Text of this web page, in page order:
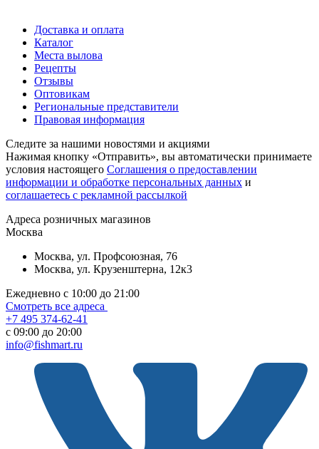
Доставка и оплата
Каталог
Места вылова
Рецепты
Отзывы
Оптовикам
Региональные представители
Правовая информация
Следите за нашими новостями и акциями
Нажимая кнопку «Отправить», вы автоматически принимаете
условия настоящего Cоглашения о предоставлении
информации и обработке персональных данных и
соглашаетесь с рекламной рассылкой
Aдреса розничных магазинов
Москва
Москва, ул. Профсоюзная, 76
Москва, ул. Крузенштерна, 12к3
Ежедневно с 10:00 до 21:00
Смотреть все адреса
+7 495 374-62-41
c 09:00 до 20:00
info@fishmart.ru